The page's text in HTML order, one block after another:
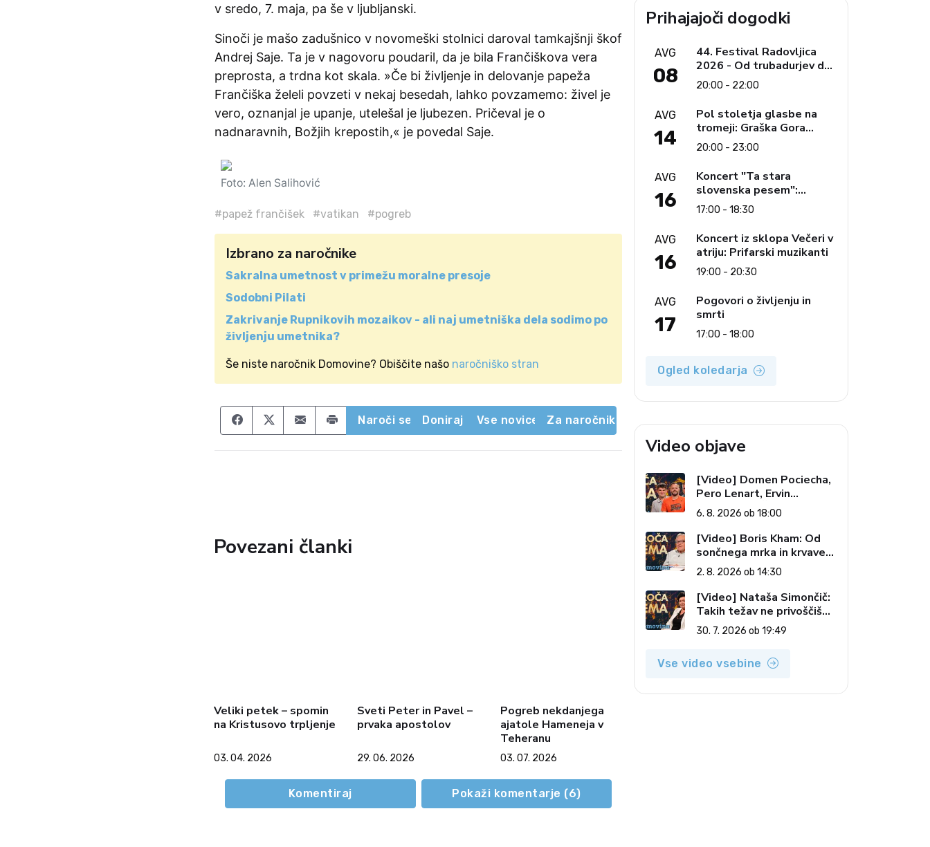
v sredo, 7. maja, pa še v ljubljanski.
Sinoči je mašo zadušnico v novomeški stolnici daroval tamkajšnji škof
Andrej Saje. Ta je v nagovoru poudaril, da je bila Frančiškova vera
preprosta, a trdna kot skala. »Če bi življenje in delovanje papeža
Frančiška želeli povzeti v nekaj besedah, lahko povzamemo: živel je
vero, oznanjal je upanje, utelešal je ljubezen. Pričeval je o
nadnaravnih, Božjih krepostih,« je povedal Saje.
Foto: Alen Salihović
#papež frančišek #vatikan #pogreb
Izbrano za naročnike
Sakralna umetnost v primežu moralne presoje
Sodobni Pilati
Zakrivanje Rupnikovih mozaikov - ali naj umetniška dela sodimo po
življenju umetnika?
Še niste naročnik Domovine? Obiščite našo naročniško stran
Share on Facebook
Share on Twitter
Share by email
Naroči se Doniraj Vse novice Za naročnike
Povezani članki
Veliki petek – spomin
na Kristusovo trpljenje
03. 04. 2026
Sveti Peter in Pavel –
prvaka apostolov
29. 06. 2026
Pogreb nekdanjega
ajatole Hameneja v
Teheranu
03. 07. 2026
Komentiraj Pokaži komentarje (6)
Prihajajoči dogodki
AVG
08
44. Festival Radovljica
2026 - Od trubadurjev do
Brahmsa
20:00 - 22:00
AVG
14
Pol stoletja glasbe na
tromeji: Graška Gora
obeležuje 50. jubilejni
festival narodno-zabavne
glasbe
20:00 - 23:00
AVG
16
Koncert "Ta stara
slovenska pesem":
Ljudski pevci Jezerci
17:00 - 18:30
AVG
16
Koncert iz sklopa Večeri v
atriju: Prifarski muzikanti
19:00 - 20:30
AVG
17
Pogovori o življenju in
smrti
17:00 - 18:00
Ogled koledarja
Video objave
[Video] Domen Pociecha,
Pero Lenart, Ervin
Kostanjšek: Šport
specialcev (Vroča tema, 6.
8. 2026)
6. 8. 2026 ob 18:00
[Video] Boris Kham: Od
sončnega mrka in krvave
lune do slovenskih
pečatov v vesolju (Vroča
tema, 2. 8. 2026)
2. 8. 2026 ob 14:30
[Video] Nataša Simončič:
Takih težav ne privoščiš
nikomur (Vroča tema, 30.
7. 2026)
30. 7. 2026 ob 19:49
Vse video vsebine